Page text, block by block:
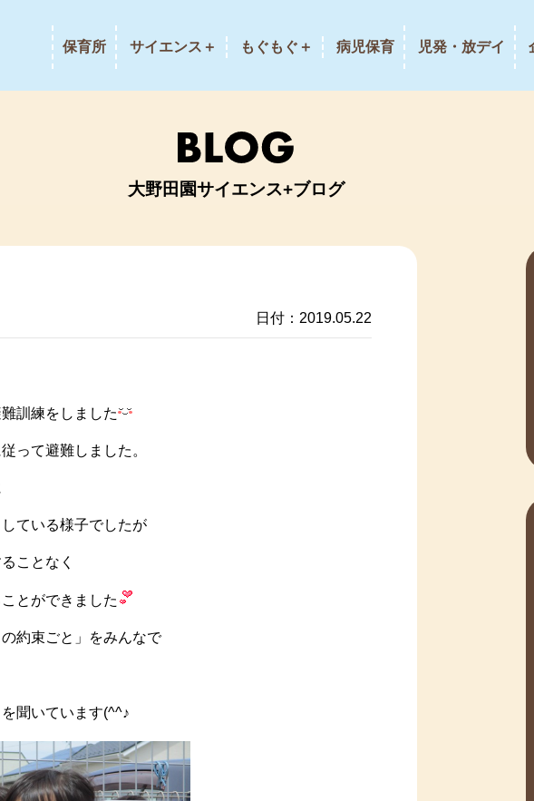
保育所 サイエンス＋ もぐもぐ＋ 病児保育 児発・放デイ
大野田園サイエンス+ブログ
日付：2019.05.22
訓練をしました
って避難しました。
ている様子でしたが
ことなく
とができました
約束ごと」をみんなで
聞いています(^^♪